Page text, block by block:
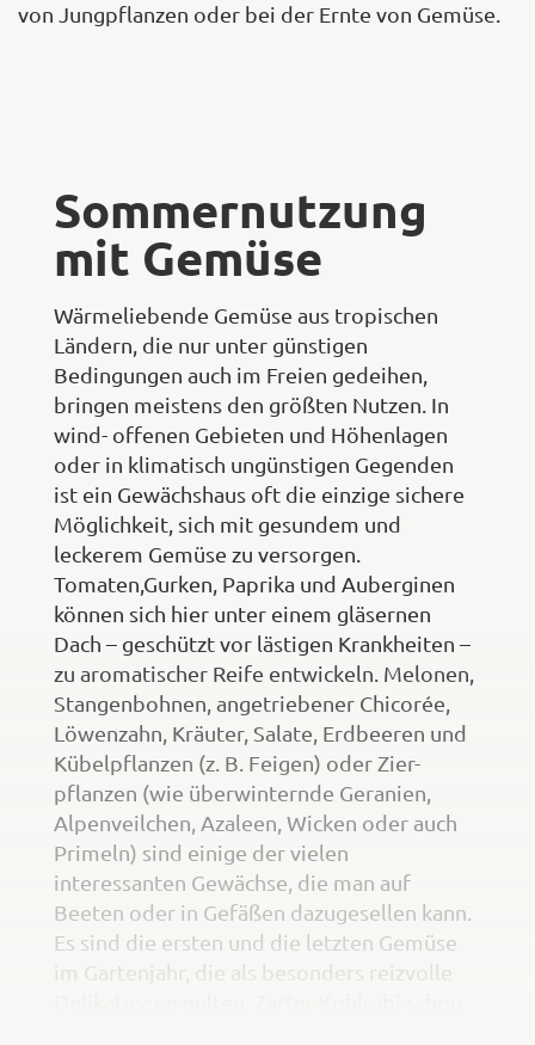
von Jungpflanzen oder bei der Ernte von Gemüse.
Sommernutzung
mit Gemüse
Wärmeliebende Gemüse aus tropischen
Ländern, die nur unter günstigen
Bedingungen auch im Freien gedeihen,
bringen meistens den größten Nutzen. In
wind- offenen Gebieten und Höhenlagen
oder in klimatisch ungünstigen Gegenden
ist ein Gewächshaus oft die einzige sichere
Möglichkeit, sich mit gesundem und
leckerem Gemüse zu versorgen.
Tomaten,Gurken, Paprika und Auberginen
können sich hier unter einem gläsernen
Dach – geschützt vor lästigen Krankheiten –
zu aromatischer Reife entwickeln. Melonen,
Stangenbohnen, angetriebener Chicorée,
Löwenzahn, Kräuter, Salate, Erdbeeren und
Kübelpflanzen (z. B. Feigen) oder Zier-
pflanzen (wie überwinternde Geranien,
Alpenveilchen, Azaleen, Wicken oder auch
Primeln) sind einige der vielen
interessanten Gewächse, die man auf
Beeten oder in Gefäßen dazugesellen kann.
Es sind die ersten und die letzten Gemüse
im Gartenjahr, die als besonders reizvolle